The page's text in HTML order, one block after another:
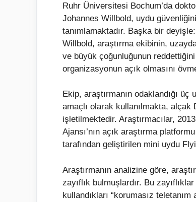
Ruhr Üniversitesi Bochum’da
Johannes Willbold, uydu
tanımlamaktadır. Başka bir
Willbold, araştırma ekibinin,
ve büyük çoğunluğunun
organizasyonun açık olmasını
Ekip, araştırmanın odaklandığı
amaçlı olarak kullanılmakta,
işletilmektedir. Araştırmacılar,
Ajansı’nın açık araştırma
tarafından geliştirilen mini uydu
Araştırmanın analizine göre,
zayıflık bulmuşlardır. Bu
kullandıkları “korumasız